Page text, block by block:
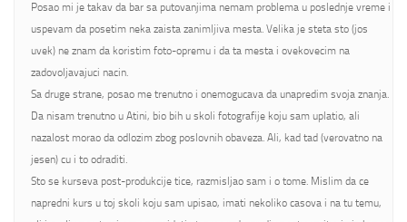
Posao mi je takav da bar sa putovanjima nemam problema u poslednje vreme i
uspevam da posetim neka zaista zanimljiva mesta. Velika je steta sto (jos
uvek) ne znam da koristim foto-opremu i da ta mesta i ovekovecim na
zadovoljavajuci nacin.
Sa druge strane, posao me trenutno i onemogucava da unapredim svoja znanja.
Da nisam trenutno u Atini, bio bih u skoli fotografije koju sam uplatio, ali
nazalost morao da odlozim zbog poslovnih obaveza. Ali, kad tad (verovatno na
jesen) cu i to odraditi.
Sto se kurseva post-produkcije tice, razmisljao sam i o tome. Mislim da ce
napredni kurs u toj skoli koju sam upisao, imati nekoliko casova i na tu temu,